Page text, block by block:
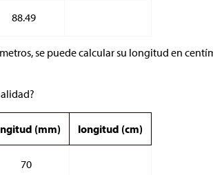
88.49
se puede calcular su longitud en
(mm) longitud (cm)
70